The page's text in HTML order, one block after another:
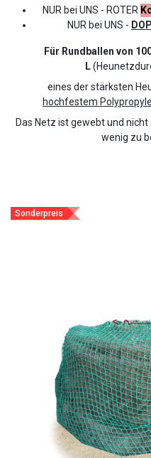
NUR bei UNS - ROTER
NUR bei UNS -
Für Rundballen von
L
eines der stärksten
hochfestem
Das Netz ist gewebt und
wenig zu
Sonderpreis